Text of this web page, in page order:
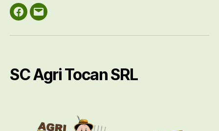
Facebook
Email
SC Agri Tocan SRL